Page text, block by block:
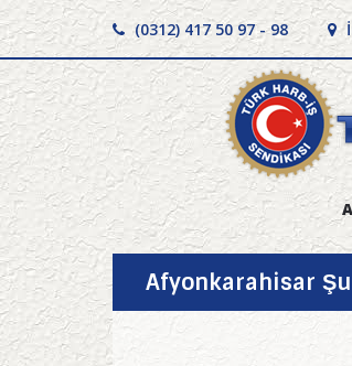
(0312) 417 50 97 - 98
Afyonkarahisar